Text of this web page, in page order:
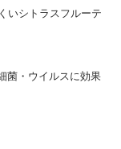
いシトラスフルーテ
菌・ウイルスに効果